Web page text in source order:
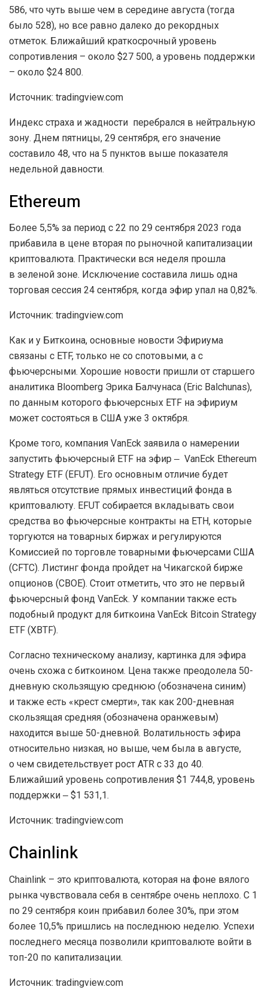
586, что чуть выше чем в середине августа (тогда
было 528), но все равно далеко до рекордных
отметок. Ближайший краткосрочный уровень
сопротивления – около $27 500, а уровень поддержки
– около $24 800.
Источник: tradingview.com
Индекс страха и жадности перебрался в нейтральную
зону. Днем пятницы, 29 сентября, его значение
составило 48, что на 5 пунктов выше показателя
недельной давности.
Ethereum
Более 5,5% за период с 22 по 29 сентября 2023 года
прибавила в цене вторая по рыночной капитализации
криптовалюта. Практически вся неделя прошла
в зеленой зоне. Исключение составила лишь одна
торговая сессия 24 сентября, когда эфир упал на 0,82%.
Источник: tradingview.com
Как и у Биткоина, основные новости Эфириума
связаны с ETF, только не со спотовыми, а с
фьючерсными. Хорошие новости пришли от старшего
аналитика Bloomberg Эрика Балчунаса (Eric Balchunas),
по данным которого фьючерсных ETF на эфириум
может состояться в США уже 3 октября.
Кроме того, компания VanEck заявила о намерении
запустить фьючерсный ETF на эфир ‒ VanEck Ethereum
Strategy ETF (EFUT). Его основным отличие будет
являться отсутствие прямых инвестиций фонда в
криптовалюту. EFUT собирается вкладывать свои
средства во фьючерсные контракты на ETH, которые
торгуются на товарных биржах и регулируются
Комиссией по торговле товарными фьючерсами США
(CFTC). Листинг фонда пройдет на Чикагской бирже
опционов (CBOE). Стоит отметить, что это не первый
фьючерсный фонд VanEck. У компании также есть
подобный продукт для биткоина VanEck Bitcoin Strategy
ETF (XBTF).
Согласно техническому анализу, картинка для эфира
очень схожа с биткоином. Цена также преодолела 50-
дневную скользящую среднюю (обозначена синим)
и также есть «крест смерти», так как 200-дневная
скользящая средняя (обозначена оранжевым)
находится выше 50-дневной. Волатильность эфира
относительно низкая, но выше, чем была в августе,
о чем свидетельствует рост ATR с 33 до 40.
Ближайший уровень сопротивления $1 744,8, уровень
поддержки ‒ $1 531,1.
Источник: tradingview.com
Chainlink
Chainlink – это криптовалюта, которая на фоне вялого
рынка чувствовала себя в сентябре очень неплохо. С 1
по 29 сентября коин прибавил более 30%, при этом
более 10,5% пришлись на последнюю неделю. Успехи
последнего месяца позволили криптовалюте войти в
топ-20 по капитализации.
Источник: tradingview.com